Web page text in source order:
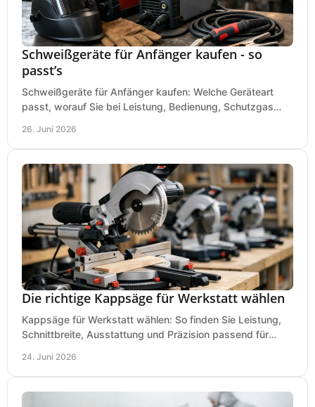
Schweißgeräte für Anfänger kaufen - so
passt’s
Schweißgeräte für Anfänger kaufen: Welche Geräteart
passt, worauf Sie bei Leistung, Bedienung, Schutzgas
26. Juni 2026
Die richtige Kappsäge für Werkstatt wählen
Kappsäge für Werkstatt wählen: So finden Sie Leistung,
Schnittbreite, Ausstattung und Präzision passend für
24. Juni 2026